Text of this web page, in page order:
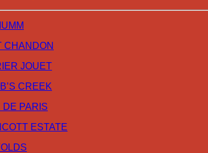
CHANDON
JOUET
CREEK
DE PARIS
ESTATE